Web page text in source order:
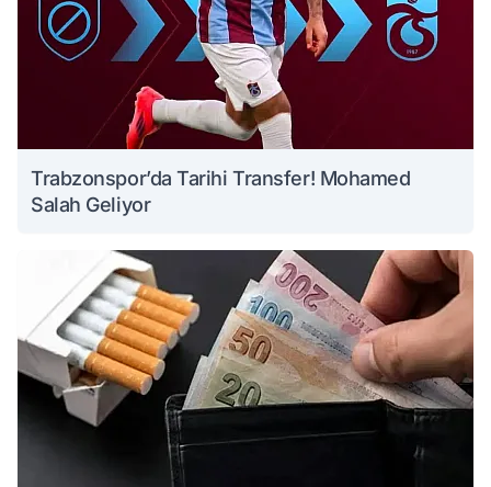
Trabzonspor’da Tarihi Transfer! Mohamed
Salah Geliyor